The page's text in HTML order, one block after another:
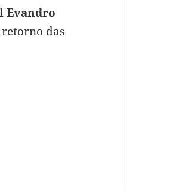
Evandro
das